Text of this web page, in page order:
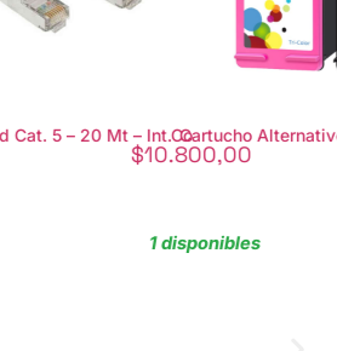
– 20 Mt – Int.CoCartucho Alternativo Hp
10.800,00
1 disponibles